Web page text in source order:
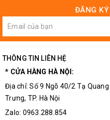
Mặt Sau Module
ĐĂNG
THÔNG TIN LIÊN HỆ
* CỬA HÀNG HÀ NỘI:
Địa chỉ: Số 9 Ngõ 40/2 Tạ Quang
Trưng, TP. Hà Nội
Zalo: 0963.288.854